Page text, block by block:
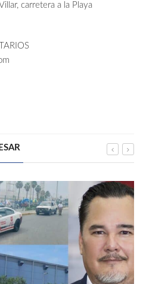
carretera a la Playa